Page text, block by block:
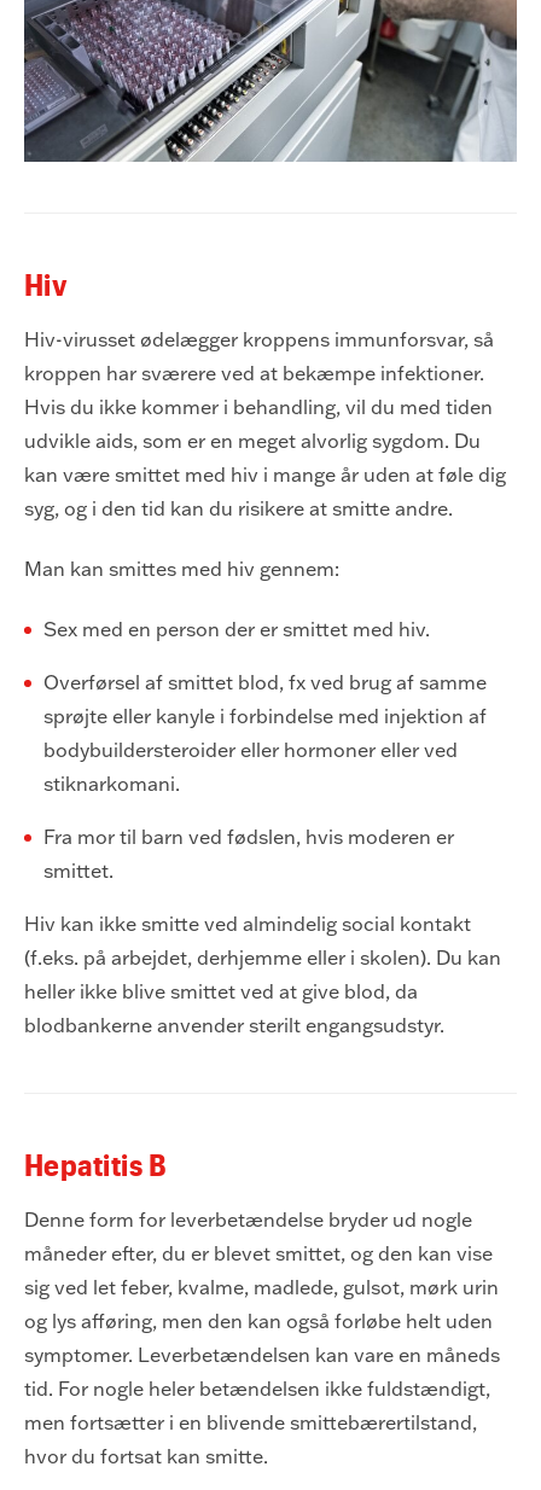
Hiv
Hiv-virusset ødelægger kroppens immunforsvar, så
kroppen har sværere ved at bekæmpe infektioner.
Hvis du ikke kommer i behandling, vil du med tiden
udvikle aids, som er en meget alvorlig sygdom. Du
kan være smittet med hiv i mange år uden at føle dig
syg, og i den tid kan du risikere at smitte andre.
Man kan smittes med hiv gennem:
Sex med en person der er smittet med hiv.
Overførsel af smittet blod, fx ved brug af samme
sprøjte eller kanyle i forbindelse med injektion af
bodybuildersteroider eller hormoner eller ved
stiknarkomani.
Fra mor til barn ved fødslen, hvis moderen er
smittet.
Hiv kan ikke smitte ved almindelig social kontakt
(f.eks. på arbejdet, derhjemme eller i skolen). Du kan
heller ikke blive smittet ved at give blod, da
blodbankerne anvender sterilt engangsudstyr.
Hepatitis B
Denne form for leverbetændelse bryder ud nogle
måneder efter, du er blevet smittet, og den kan vise
sig ved let feber, kvalme, madlede, gulsot, mørk urin
og lys afføring, men den kan også forløbe helt uden
symptomer. Leverbetændelsen kan vare en måneds
tid. For nogle heler betændelsen ikke fuldstændigt,
men fortsætter i en blivende smittebærertilstand,
hvor du fortsat kan smitte.